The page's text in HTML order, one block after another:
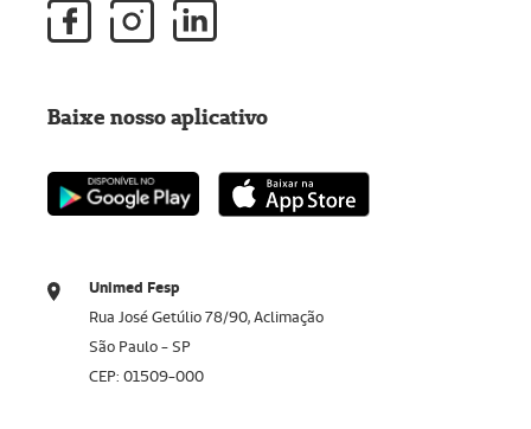
Unimed Fesp
Rua José Getúlio 78/90, Aclimação
São Paulo - SP
CEP: 01509-000
Baixe nosso aplicativo